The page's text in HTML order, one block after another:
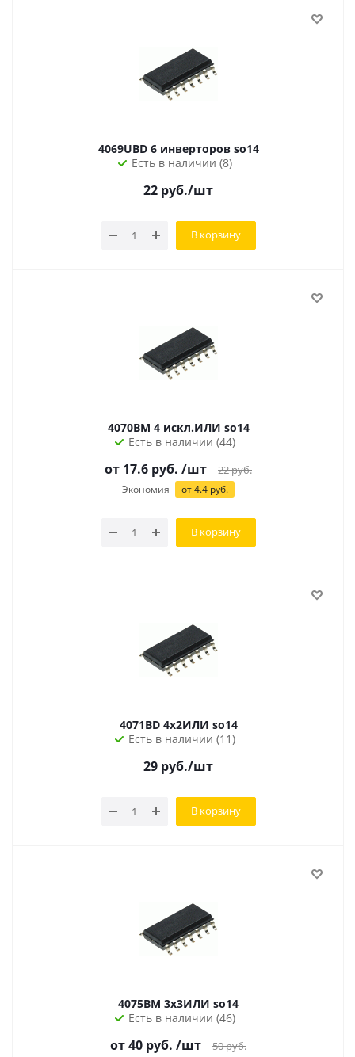
4069UBD 6 инверторов so14
Есть в наличии (8)
22 руб./шт
В корзину
4070BM 4 искл.ИЛИ so14
Есть в наличии (44)
от 17.6 руб. /шт 22руб.
Экономия от 4.4 руб.
В корзину
4071BD 4x2ИЛИ so14
Есть в наличии (11)
29 руб./шт
В корзину
4075BM 3х3ИЛИ so14
Есть в наличии (46)
от40 руб. /шт 50руб.